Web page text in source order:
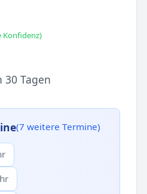
Konfidenz)
30 Tagen
(7 weitere Termine)